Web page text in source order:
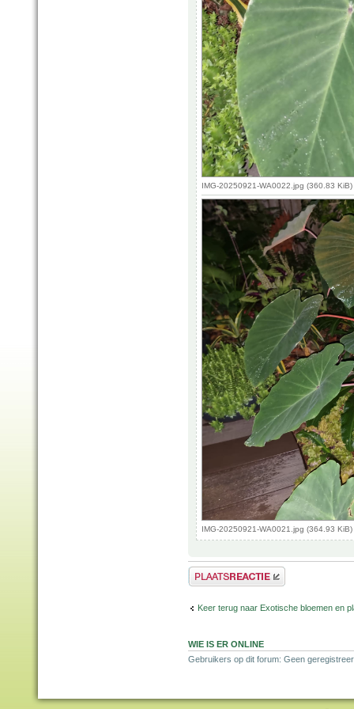
IMG-20250921-WA0022.jpg (360.83
IMG-20250921-WA0021.jpg (364.93
Plaats een reactie
Keer terug naar Exotische bloemen en
WIE IS ER ONLINE
Gebruikers op dit forum: Geen